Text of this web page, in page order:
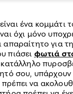
ένα κομμάτι
όχι μόνο
απαραίτητο για
πιάσει φωτιά
κατάλληλο
σου, υπάρχουν
να